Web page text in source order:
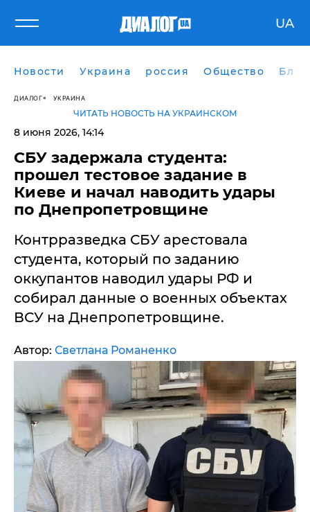
UA
Новости Украина россия Общество
ДИАЛОГ УКРАИНА
ЧИТАТЬ НОВОСТЬ НА УКРАИНСКОМ
8 июня 2026, 14:14
СБУ задержала студента:
прошел тестовое задание в
Киеве и начал наводить удары
по Днепропетровщине
Контрразведка СБУ арестовала
студента, который по заданию
оккупантов наводил удары РФ и
собирал данные о военных объектах
ВСУ на Днепропетровщине.
Автор: Светлана Романенко